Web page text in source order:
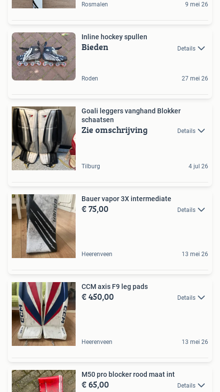
Rosmalen 9 mei 26
Inline hockey spullen
Bieden Details
Roden 27 mei 26
Goali leggers vanghand Blokker
schaatsen
Zie omschrijving Details
Tilburg 4 jul 26
Bauer vapor 3X intermediate
€ 75,00 Details
Heerenveen 13 mei 26
CCM axis F9 leg pads
€ 450,00 Details
Heerenveen 13 mei 26
M50 pro blocker rood maat int
€ 65,00 Details